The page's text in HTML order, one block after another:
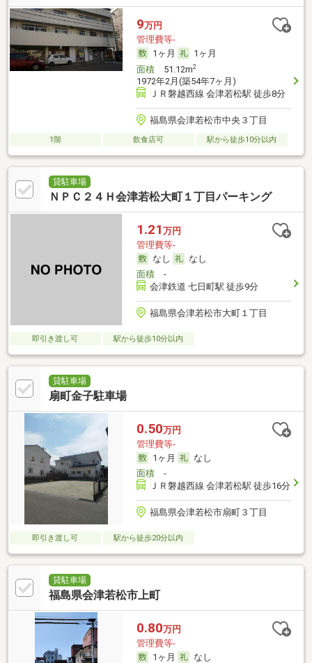
9万円
管理費等-
1ヶ月
1ヶ月
面積51.12m2
1972年2月(築54年7ヶ月)
ＪＲ磐越西線 会津若松駅 徒歩8分
福島県会津若松市中央３丁目
1階 飲食店可 駅から徒歩10分以内
貸駐車場
ＮＰＣ２４Ｈ会津若松大町１丁目パーキング
1.21 万円
管理費等-
なし
なし
面積-
会津鉄道 七日町駅 徒歩9分
福島県会津若松市大町１丁目
即引き渡し可 駅から徒歩10分以内
貸駐車場
扇町金子駐車場
0.50万円
管理費等-
1ヶ月
なし
面積-
ＪＲ磐越西線 会津若松駅 徒歩16分
福島県会津若松市扇町３丁目
即引き渡し可 駅から徒歩20分以内
貸駐車場
福島県会津若松市上町
0.80万円
管理費等-
1ヶ月
なし